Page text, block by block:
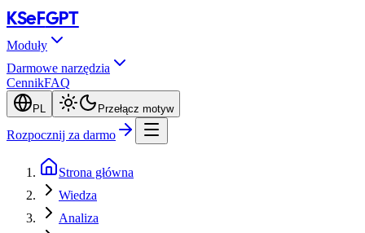
KSeFGPT
Moduły
Darmowe narzędzia
CennikFAQ
PL Przełącz motyw
Rozpocznij za darmo
Strona główna
Wiedza
Analiza